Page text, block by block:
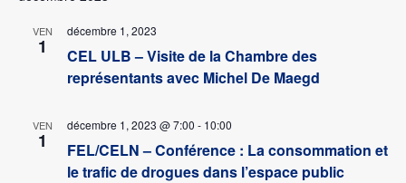
VEN
1
décembre 1, 2023
CEL ULB – Visite de la Chambre des
représentants avec Michel De Maegd
VEN
1
décembre 1, 2023 @ 7:00 - 10:00
FEL/CELN – Conférence : La consommation et
le trafic de drogues dans l’espace public